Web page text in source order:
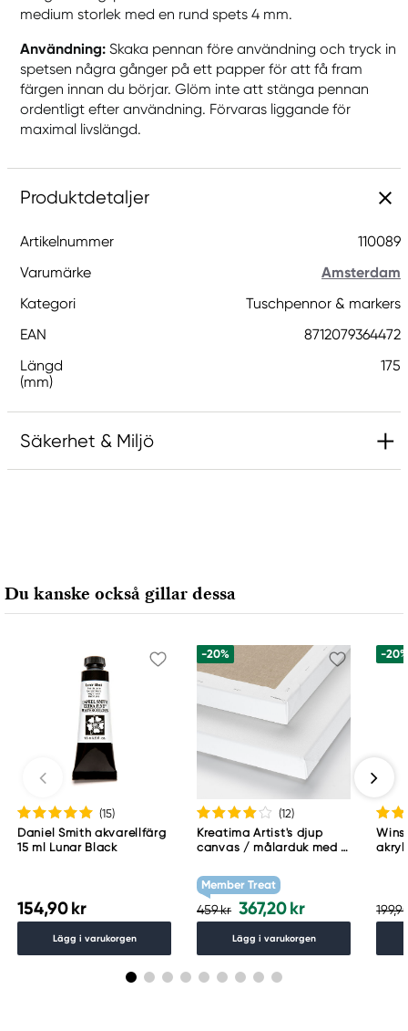
medium storlek med en rund spets 4 mm.
Användning: Skaka pennan före användning och tryck in
spetsen några gånger på ett papper för att få fram
färgen innan du börjar. Glöm inte att stänga pennan
ordentligt efter användning. Förvaras liggande för
maximal livslängd.
Produktdetaljer
Artikelnummer
110089
Varumärke
Amsterdam
Kategori
Tuschpennor & markers
EAN
8712079364472
Längd
(mm)
175
Säkerhet & Miljö
7311 PD Apeldoorn, Netherlands
info@royaltalens.com
Du kanske också gillar dessa
(15)
Daniel Smith akvarellfärg
15 ml Lunar Black
154,90 kr
Lägg i varukorgen
-20%
(12)
Kreatima Artist's djup
canvas / målarduk med 4
g/m²
Member Treat
459 kr 367,20 kr
Lägg i varukorgen
-